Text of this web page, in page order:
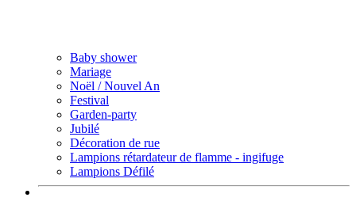
Baby shower
Mariage
Noël / Nouvel An
Festival
Garden-party
Jubilé
Décoration de rue
Lampions rétardateur de flamme - ingifuge
Lampions Défilé